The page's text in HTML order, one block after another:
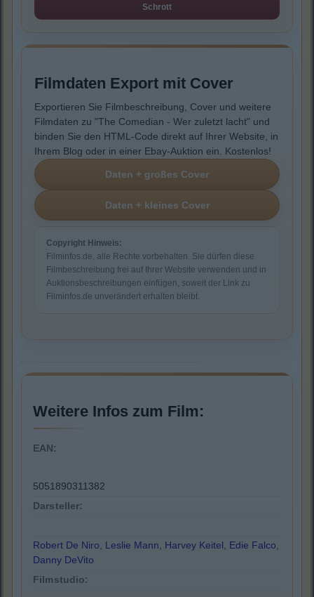
Schrott
Filmdaten Export mit Cover
Exportieren Sie Filmbeschreibung, Cover und weitere
Filmdaten zu "The Comedian - Wer zuletzt lacht" und
binden Sie den HTML-Code direkt auf Ihrer Website, in
Ihrem Blog oder in einer Ebay-Auktion ein. Kostenlos!
Copyright Hinweis:
Filminfos.de, alle Rechte vorbehalten. Sie dürfen diese
Filmbeschreibung frei auf Ihrer Website verwenden und in
Auktionsbeschreibungen einfügen, soweit der Link zu
Filminfos.de unverändert erhalten bleibt.
Weitere Infos zum Film:
EAN:
5051890311382
Darsteller:
Robert De Niro, Leslie Mann, Harvey Keitel, Edie Falco,
Danny DeVito
Filmstudio: